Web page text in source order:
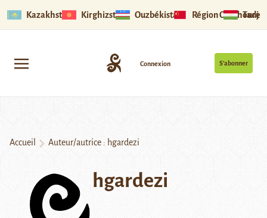
Kazakhstan Kirghizstan Ouzbékistan Région Ouïghoure
S’abonner
Connexion
Accueil Auteur/autrice : hgardezi
hgardezi